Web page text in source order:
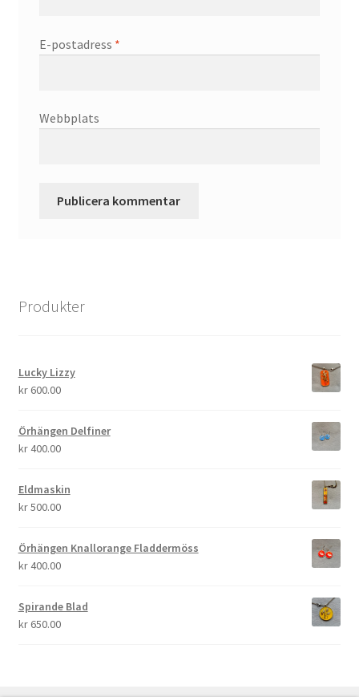
E-postadress *
Webbplats
Produkter
Lucky Lizzy
kr600.00
Örhängen Delfiner
kr400.00
Eldmaskin
kr500.00
Örhängen Knallorange Fladdermöss
kr400.00
Spirande Blad
kr650.00